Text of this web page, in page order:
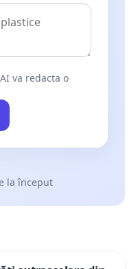
va redacta o
la început